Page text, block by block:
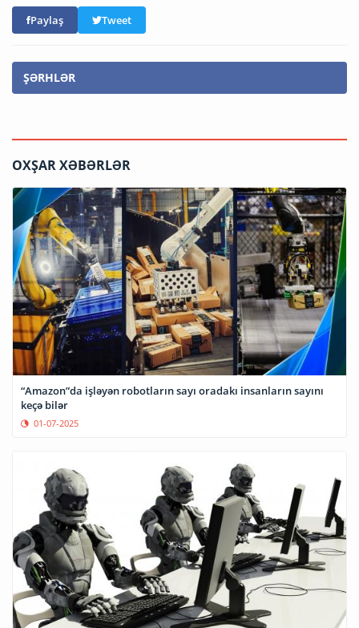
Paylaş Tweet
ŞƏRHLƏR
OXŞAR XƏBƏRLƏR
“Amazon”da işləyən robotların sayı oradakı insanların sayını
keçə bilər
01-07-2025